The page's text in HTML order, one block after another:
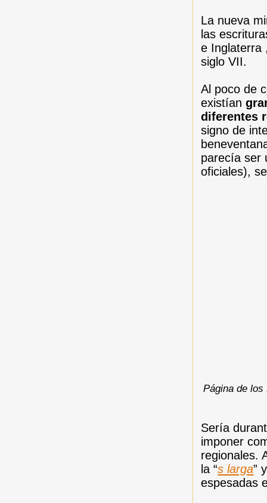
La nueva
las
e Inglaterra
siglo VII.
Al poco de
existían
diferentes
signo de
parecía ser
oficiales),
Página de
Sería
imponer
regionales.
la “s larga”
espesadas